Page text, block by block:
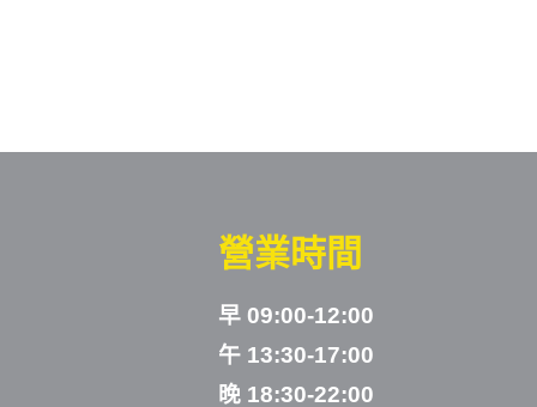
營業時間
早 09:00-12:00
午 13:30-17:00
晚 18:30-22:00